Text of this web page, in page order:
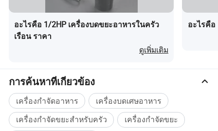
ความสูงของ
ยูนิต
ø φ200mm
390.4 มม
ø φ200mm 25.9 มม
แรงม้า
110 โวลต์ , 220 โวลต์
อัตราความเร็ว
การหมุน
3300/3500 3600/3800
ความจุในการ
บด
1250 มล 1250 มล 1250 มล
อะไรคือ 1/2HP เครื่องบดขยะอาหารในครัว
เรือน ราคา
ดูเพิ่มเติม
อะไรคือ
การค้นหาที่เกี่ยวข้อง
เครื่องกำจัดอาหาร
เครื่องบดเศษอาหาร
เครื่องกำจัดขยะสำหรับครัว
เครื่องกำจัดขยะ